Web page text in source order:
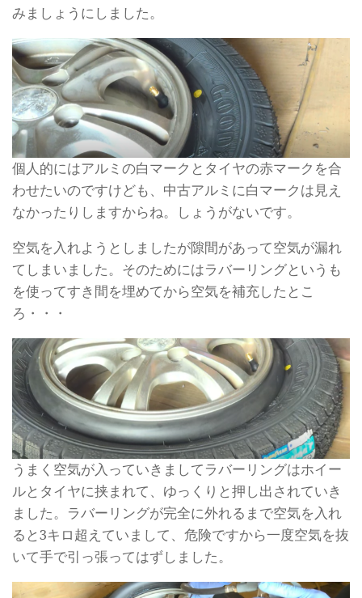
みましょうにしました。
個人的にはアルミの白マークとタイヤの赤マークを合
わせたいのですけども、中古アルミに白マークは見え
なかったりしますからね。しょうがないです。
空気を入れようとしましたが隙間があって空気が漏れ
てしまいました。そのためにはラバーリングというも
を使ってすき間を埋めてから空気を補充したとこ
ろ・・・
うまく空気が入っていきましてラバーリングはホイー
ルとタイヤに挟まれて、ゆっくりと押し出されていき
ました。ラバーリングが完全に外れるまで空気を入れ
ると3キロ超えていまして、危険ですから一度空気を抜
いて手で引っ張ってはずしました。